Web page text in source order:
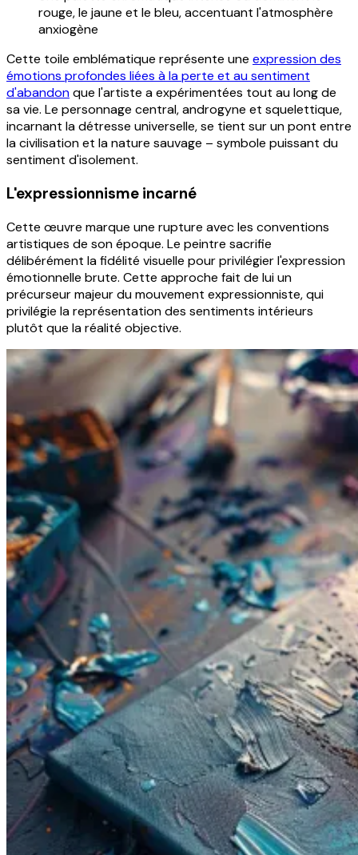
rouge, le jaune et le bleu, accentuant l'atmosphère
anxiogène
Cette toile emblématique représente une expression des
émotions profondes liées à la perte et au sentiment
d'abandonque l'artiste a expérimentées tout au long de
sa vie. Le personnage central, androgyne et squelettique,
incarnant la détresse universelle, se tient sur un pont entre
la civilisation et la nature sauvage – symbole puissant du
sentiment d'isolement.
L'expressionnisme incarné
Cette œuvre marque une rupture avec les conventions
artistiques de son époque. Le peintre sacrifie
délibérément la fidélité visuelle pour privilégier l'expression
émotionnelle brute. Cette approche fait de lui un
précurseur majeur du mouvement expressionniste, qui
privilégie la représentation des sentiments intérieurs
plutôt que la réalité objective.